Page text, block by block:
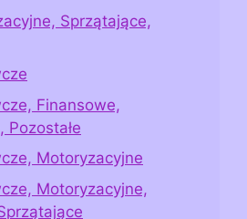
Sprzątające,
Finansowe,
Pozostałe
Motoryzacyjne
Motoryzacyjne,